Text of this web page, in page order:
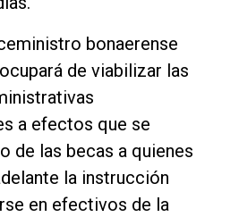
bonaerense
de viabilizar las
a efectos que se
de las becas a quienes
la instrucción
en efectivos de la